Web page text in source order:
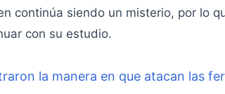
continúa siendo un misterio, por lo
con su estudio.
la manera en que atacan las